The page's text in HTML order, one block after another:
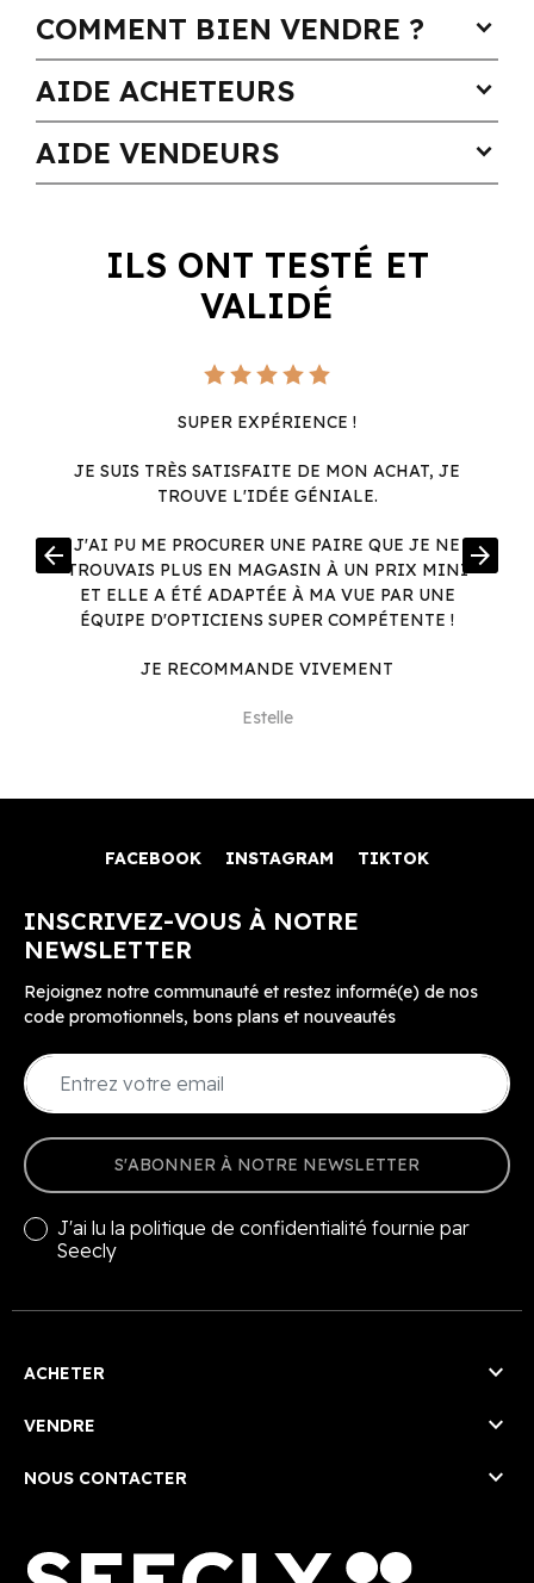
COMMENT BIEN VENDRE ? expand_more
AIDE ACHETEURS expand_more
AIDE VENDEURS expand_more
ILS ONT TESTÉ ET
VALIDÉ
SUPER EXPÉRIENCE !
JE SUIS TRÈS SATISFAITE DE MON ACHAT, JE
TROUVE L'IDÉE GÉNIALE.
J'AI PU ME PROCURER UNE PAIRE QUE JE NE
TROUVAIS PLUS EN MAGASIN À UN PRIX MINI
ET ELLE A ÉTÉ ADAPTÉE À MA VUE PAR UNE
ÉQUIPE D'OPTICIENS SUPER COMPÉTENTE !
JE RECOMMANDE VIVEMENT
Estelle
arrow_back arrow_forward
FACEBOOK INSTAGRAM TIKTOK
INSCRIVEZ-VOUS À NOTRE
NEWSLETTER
Rejoignez notre communauté et restez informé(e) de nos
code promotionnels, bons plans et nouveautés
S'ABONNER À NOTRE NEWSLETTER
J'ai lu la politique de confidentialité fournie par
Seecly
ACHETER 
VENDRE 
NOUS CONTACTER 